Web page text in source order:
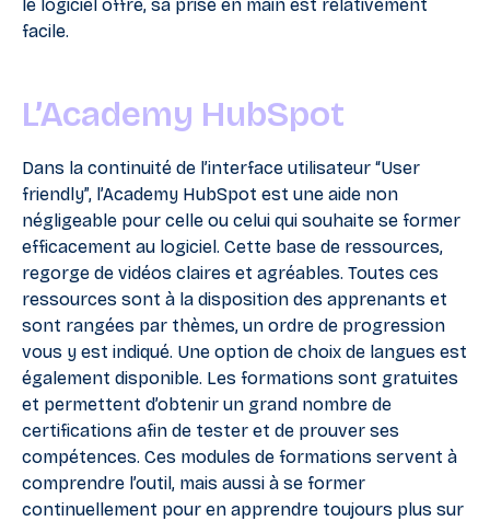
le logiciel offre, sa prise en main est relativement
facile.
L’Academy HubSpot
Dans la continuité de l’interface utilisateur “User
friendly”, l’Academy HubSpot est une aide non
négligeable pour celle ou celui qui souhaite se former
efficacement au logiciel. Cette base de ressources,
regorge de vidéos claires et agréables. Toutes ces
ressources sont à la disposition des apprenants et
sont rangées par thèmes, un ordre de progression
vous y est indiqué. Une option de choix de langues est
également disponible. Les formations sont gratuites
et permettent d’obtenir un grand nombre de
certifications afin de tester et de prouver ses
compétences. Ces modules de formations servent à
comprendre l’outil, mais aussi à se former
continuellement pour en apprendre toujours plus sur